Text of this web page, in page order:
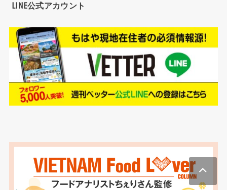
LINE公式アカウント